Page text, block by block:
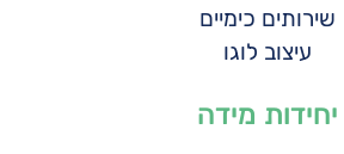
שירותים כימיים
עיצוב לוגו
יחידות מידה